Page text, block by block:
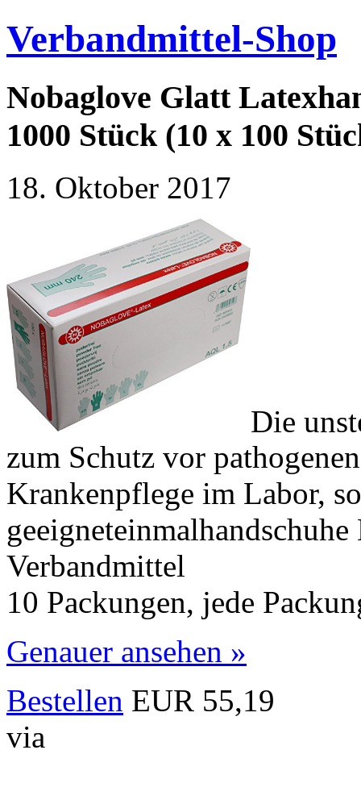
Verbandmittel-Shop
Nobaglove Glatt
1000 Stück (10 x 100
18. Oktober 2017
Die
zum Schutz vor
Krankenpflege im Labor,
Verbandmittel
10 Packungen, jede
Genauer ansehen »
Bestellen EUR 55,19
via